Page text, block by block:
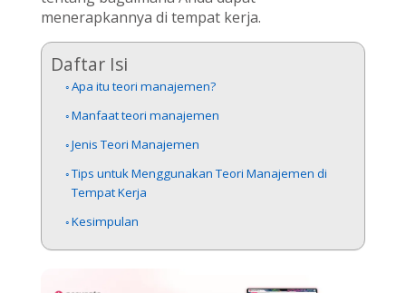
menerapkannya di tempat kerja.
Daftar Isi
Apa itu teori manajemen?
Manfaat teori manajemen
Jenis Teori Manajemen
Tips untuk Menggunakan Teori Manajemen di
Tempat Kerja
Kesimpulan